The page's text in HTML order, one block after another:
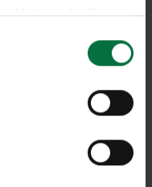
Nutzung der Dienste